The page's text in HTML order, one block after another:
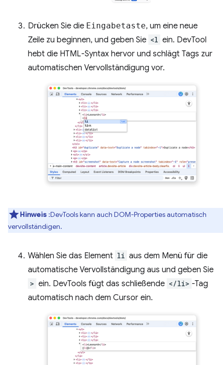
Drücken Sie die Eingabetaste, um eine neue
Zeile zu beginnen, und geben Sie <l ein. DevTool
hebt die HTML-Syntax hervor und schlägt Tags zur
automatischen Vervollständigung vor.
Hinweis :DevTools kann auch DOM-Properties automatisch
vervollständigen.
Wählen Sie das Element li aus dem Menü für die
automatische Vervollständigung aus und geben Sie
> ein. DevTools fügt das schließende </li> -Tag
automatisch nach dem Cursor ein.